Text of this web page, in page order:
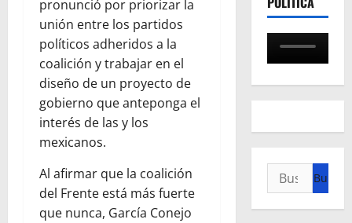
pronunció por priorizar la
unión entre los partidos
políticos adheridos a la
coalición y trabajar en el
diseño de un proyecto de
gobierno que anteponga el
interés de las y los
mexicanos.
Al afirmar que la coalición
del Frente está más fuerte
que nunca, García Conejo
Buscar: